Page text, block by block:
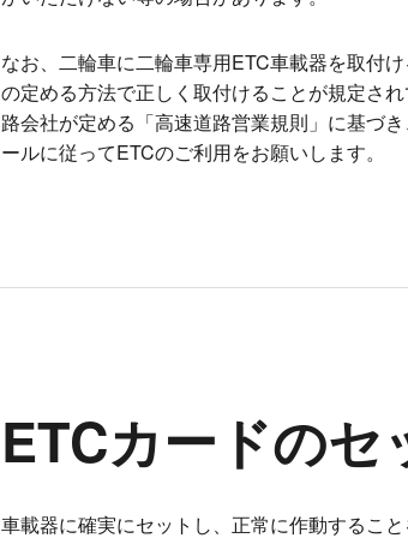
なお、二輪車に二輪車専用ETC車載器を取付
の定める方法で正しく取付けることが規定さ
路会社が定める「高速道路営業規則」に基づ
ールに従ってETCのご利用をお願いします。
ETCカードのセ
車載器に確実にセットし、正常に作動すること